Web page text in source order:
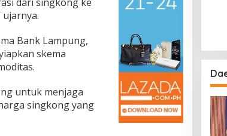
Bank Lampung,
skema
untuk menjaga
singkong yang